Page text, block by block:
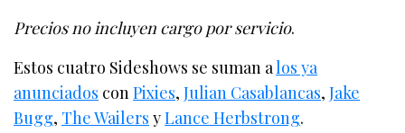
Precios no incluyen cargo por servicio.
Estos cuatro Sideshows se suman alos ya
anunciados conPixies,Julian Casablancas,Jake
Bugg, The Wailers yLance Herbstrong.